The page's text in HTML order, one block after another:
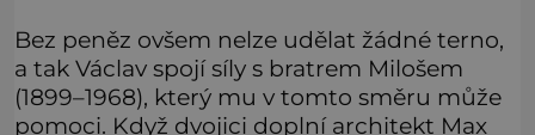
Bez peněz ovšem nelze udělat žádné terno,
a tak Václav spojí síly s bratrem Milošem
(1899–1968), který mu v tomto směru může
pomoci. Když dvojici doplní architekt Max